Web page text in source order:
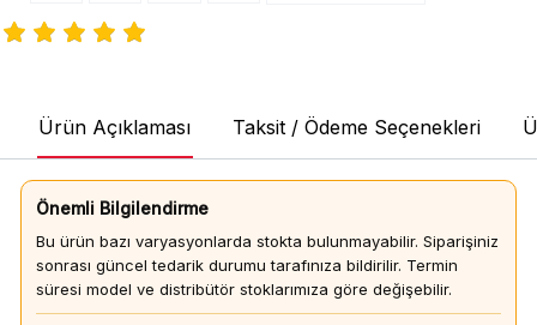
Ürün Açıklaması Taksit / Ödeme Seçenekleri
Önemli Bilgilendirme
Bu ürün bazı varyasyonlarda stokta bulunmayabilir. Siparişiniz
sonrası güncel tedarik durumu tarafınıza bildirilir. Termin
süresi model ve distribütör stoklarımıza göre değişebilir.